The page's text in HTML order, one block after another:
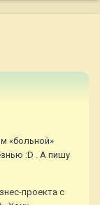
«больной»
:D . А пишу
проекта с